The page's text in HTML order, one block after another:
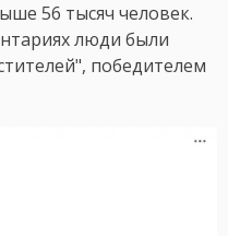
56 тысяч человек.
люди были
победителем